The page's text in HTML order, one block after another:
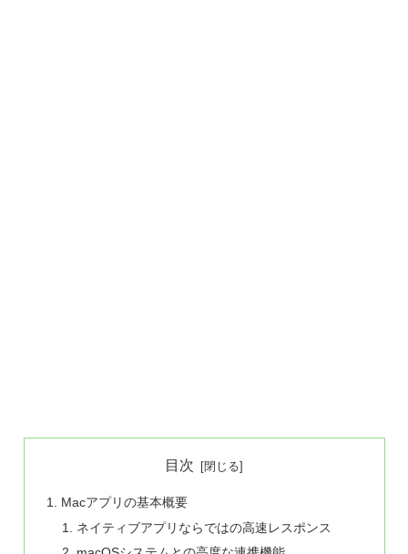
目次
Macアプリの基本概要
ネイティブアプリならではの高速レスポンス